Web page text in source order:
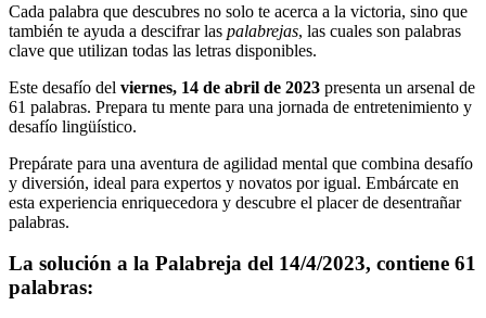
Cada palabra que descubres no solo te acerca a la victoria, sino que
también te ayuda a descifrar las palabrejas, las cuales son palabras
clave que utilizan todas las letras disponibles.
Este desafío del viernes, 14 de abril de 2023 presenta un arsenal de
61 palabras. Prepara tu mente para una jornada de entretenimiento y
desafío lingüístico.
Prepárate para una aventura de agilidad mental que combina desafío
y diversión, ideal para expertos y novatos por igual. Embárcate en
esta experiencia enriquecedora y descubre el placer de desentrañar
palabras.
La solución a la Palabreja del 14/4/2023, contiene 61
palabras: